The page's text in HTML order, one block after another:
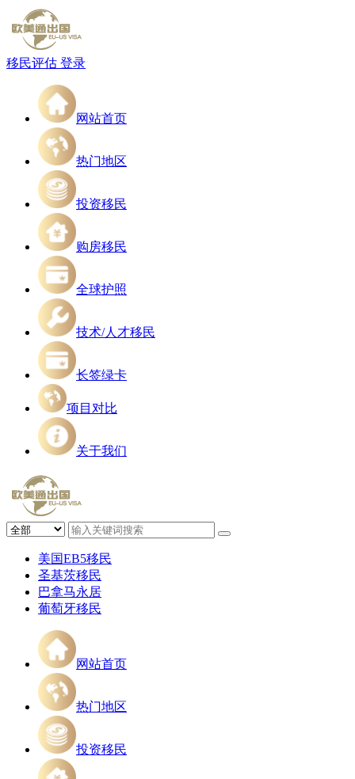
移民评估 登录
网站首页
热门地区
投资移民
购房移民
全球护照
技术/人才移民
长签绿卡
项目对比
关于我们
美国EB5移民
圣基茨移民
巴拿马永居
葡萄牙移民
网站首页
热门地区
投资移民